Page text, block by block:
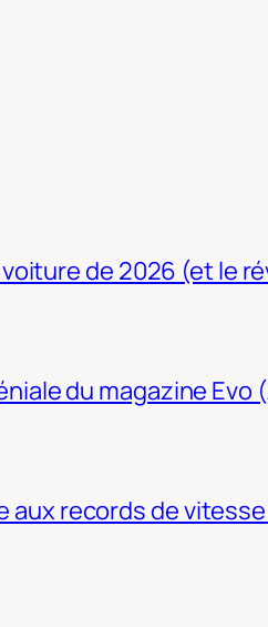
de 2026 (et le
du magazine Evo
records de